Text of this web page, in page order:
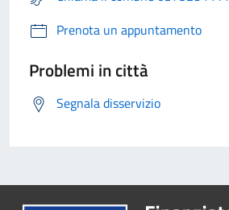
Prenota un appuntamento
Problemi in città
Segnala disservizio